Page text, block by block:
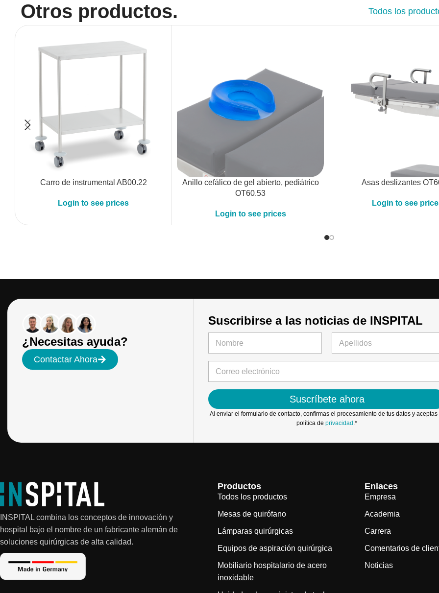
Otros productos. Todos los
Carro de instrumental AB00.22
Login to see prices
Anillo cefálico de gel abierto, pediátrico
OT60.53
Login to see prices
Asas deslizantes
Login to see
¿Necesitas ayuda?
Contactar Ahora
Suscribirse a las noticias de INSPITAL
m
e
*
r
r
e
o
Suscríbete ahora
Al enviar el formulario de contacto, confirmas el procesamiento de tus datos y aceptas
política deprivacidad .*
INSPITAL combina los conceptos de innovación y
hospital bajo el nombre de un fabricante alemán de
soluciones quirúrgicas de alta calidad.
Productos
Todos los productos
Mesas de quirófano
Lámparas quirúrgicas
Equipos de aspiración quirúrgica
Mobiliario hospitalario de acero
inoxidable
Enlaces
Empresa
Academia
Carrera
Comentarios de
Noticias